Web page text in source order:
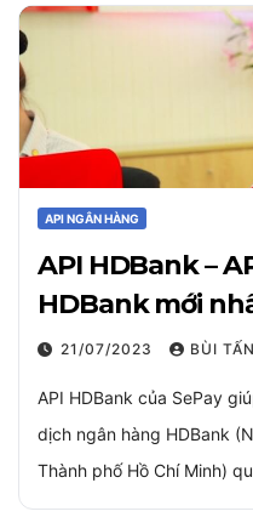
API NGÂN HÀNG
API HDBank –
HDBank mới
21/07/2023 BÙI
API HDBank của SePay
dịch ngân hàng HDBank
Thành phố Hồ Chí Minh)